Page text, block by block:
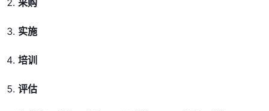
采购
实施
培训
评估